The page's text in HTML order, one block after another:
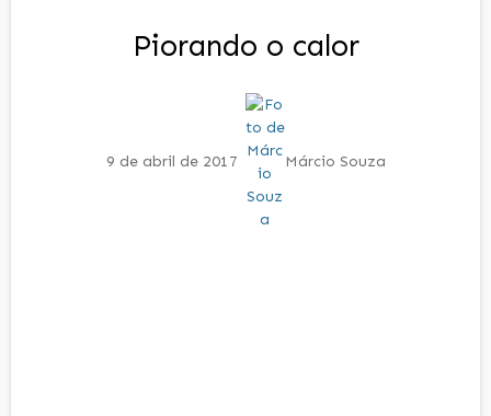
Piorando o calor
9 de abril de 2017 Márcio Souza